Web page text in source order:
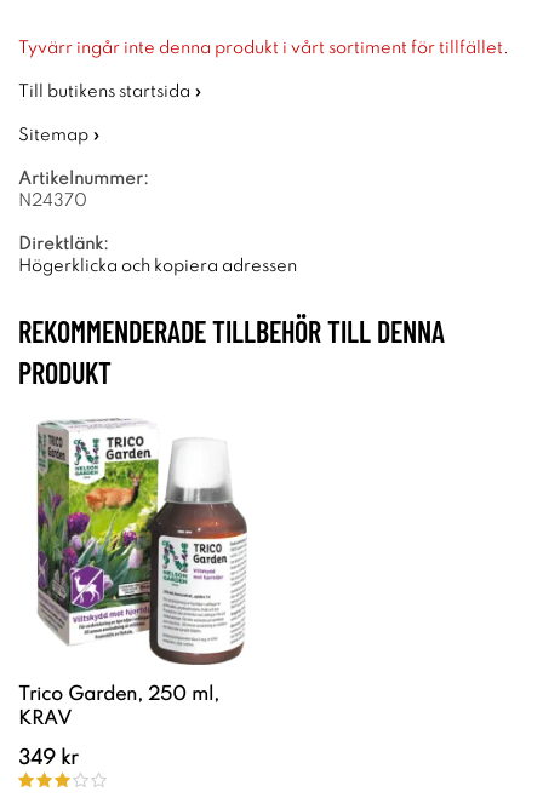
Tyvärr ingår inte denna produkt i vårt sortiment för tillfället.
Till butikens startsida »
Sitemap »
Artikelnummer:
N24370
Direktlänk:
Högerklicka och kopiera adressen
REKOMMENDERADE TILLBEHÖR TILL DENNA
PRODUKT
Trico Garden, 250 ml,
KRAV
349 kr